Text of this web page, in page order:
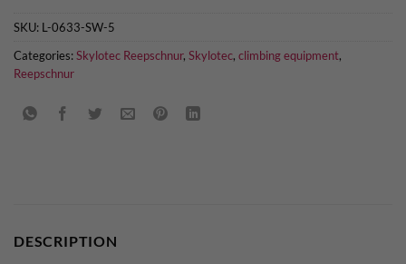
SKU: L-0633-SW-5
Categories:Skylotec Reepschnur, Skylotec, climbing equipment,
Reepschnur
DESCRIPTION